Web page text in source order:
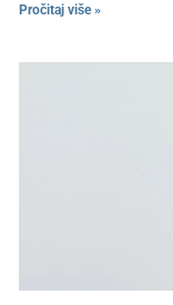
Pročitaj više »